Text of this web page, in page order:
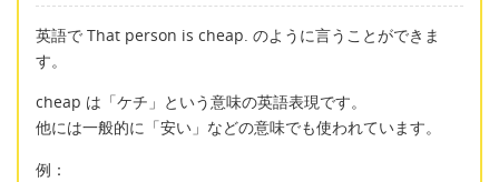
英語で That person is cheap. のように言うことができま
す。
cheap は「ケチ」という意味の英語表現です。
他には一般的に「安い」などの意味でも使われています。
例：